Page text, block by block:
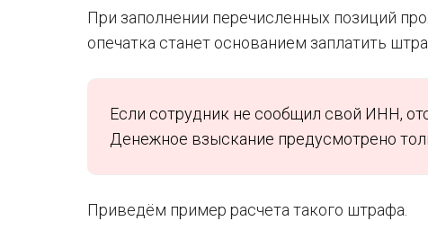
При заполнении перечисленных позиций
опечатка станет основанием заплатить
Если сотрудник не сообщил свой ИНН,
Денежное взыскание предусмотрено
Приведём пример расчета такого штрафа.